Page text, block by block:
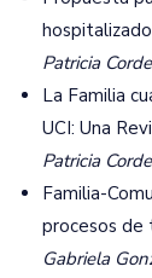
Patricia
La Familia
UCI: Una
Patricia
Familia-
procesos de
Gabriela